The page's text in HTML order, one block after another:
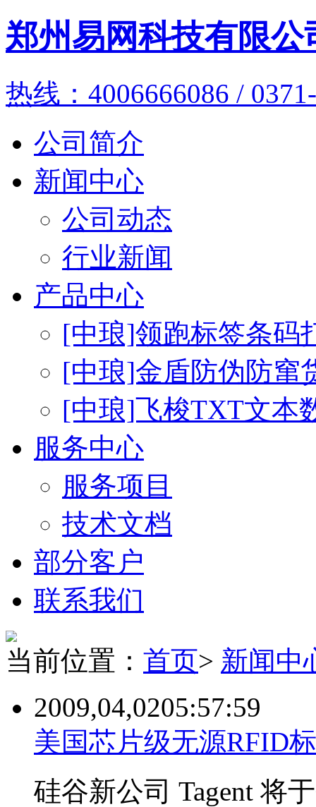
郑州易网科技有限公
热线：4006666086 /
公司简介
新闻中心
公司动态
行业新闻
产品中心
[中琅]领跑标签条码
[中琅]金盾防伪防窜
[中琅]飞梭TXT文本
服务中心
服务项目
技术文档
部分客户
联系我们
当前位置： 首页> 新闻中
2009,04,0205:57:59
美国芯片级无源RFID
硅谷新公司 Tagent 将